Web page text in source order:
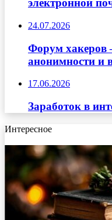
электронной
24.07.2026
Форум хакеров
анонимности и
17.06.2026
Заработок в
Интересное